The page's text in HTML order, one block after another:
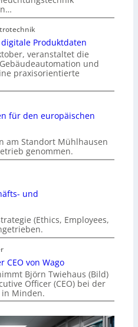
Produktdaten
veranstaltet die
und
praxisorientierte
für den europäischen
am Standort Mühlhausen
genommen.
und
(Ethics, Employees,
CEO von Wago
Björn Twiehaus (Bild)
Officer (CEO) bei der
in Minden.